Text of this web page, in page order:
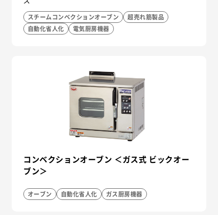
スチームコンベクションオーブン
超売れ筋製品
自動化省人化
電気厨房機器
コンベクションオーブン ＜ガス式 ビックオー
ブン＞
オーブン 自動化省人化 ガス厨房機器